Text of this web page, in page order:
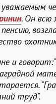
уважаемым
. Он всю
и
труд".